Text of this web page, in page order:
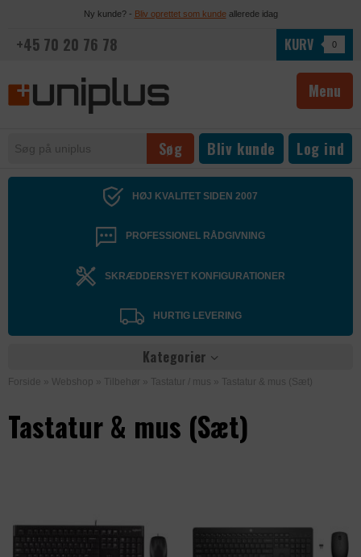
Ny kunde? - Bliv oprettet som kundeallerede idag
+45 70 20 76 78 KURV 0
Menu
Bliv kunde Log ind
HØJ KVALITET SIDEN 2007
PROFESSIONEL RÅDGIVNING
SKRÆDDERSYET KONFIGURATIONER
HURTIG LEVERING
Kategorier
Forside » Webshop » Tilbehør » Tastatur / mus » Tastatur & mus (Sæt)
Tastatur & mus (Sæt)